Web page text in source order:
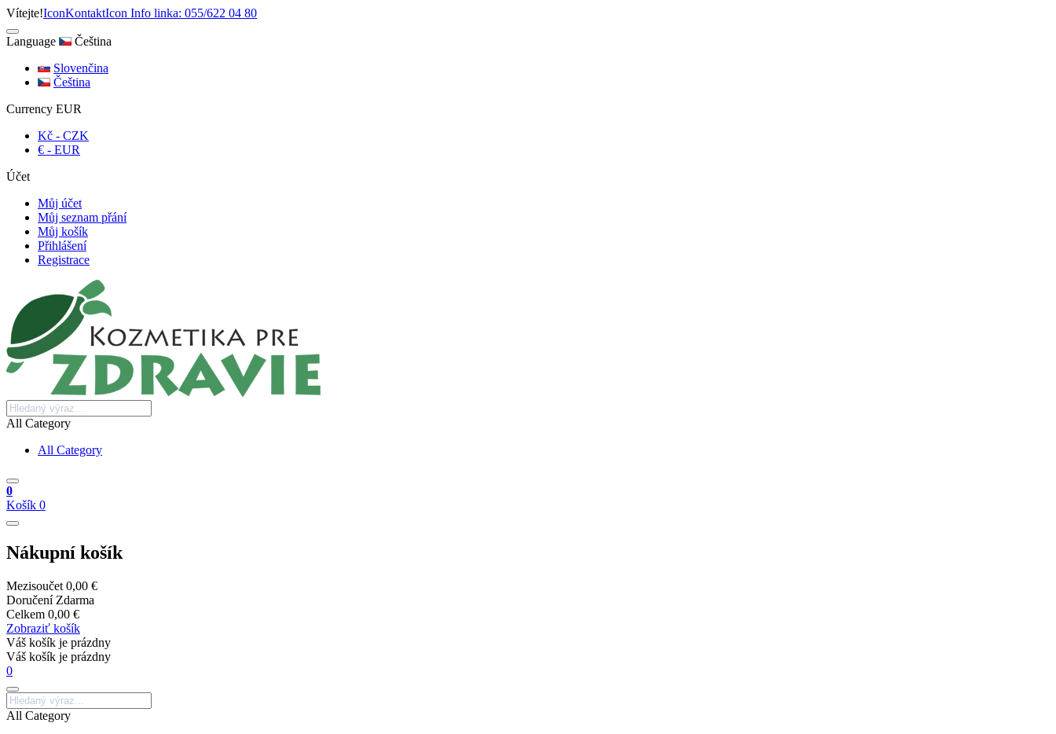
Vítejte!IconKontaktIcon Info linka: 055/622 04 80
Language
Čeština
Slovenčina
Čeština
Currency EUR
Kč - CZK
€ - EUR
Účet
Můj účet
Můj seznam přání
Můj košík
Přihlášení
Registrace
All Category
All Category
0
Košík 0
Nákupní košík
Mezisoučet 0,00 €
Doručení Zdarma
Celkem 0,00 €
Zobraziť košík
Váš košík je prázdny
Váš košík je prázdny
0
All Category